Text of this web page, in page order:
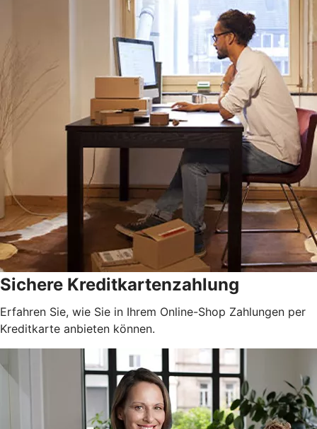
Sichere Kreditkartenzahlung
Erfahren Sie, wie Sie in Ihrem Online-Shop Zahlungen per
Kreditkarte anbieten können.